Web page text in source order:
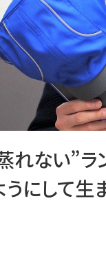
ない”ラ
うにして